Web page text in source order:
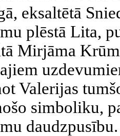
eksaltētā
plēstā Lita,
Mirjāma
Valerijas
simboliku,
daudzpusību.